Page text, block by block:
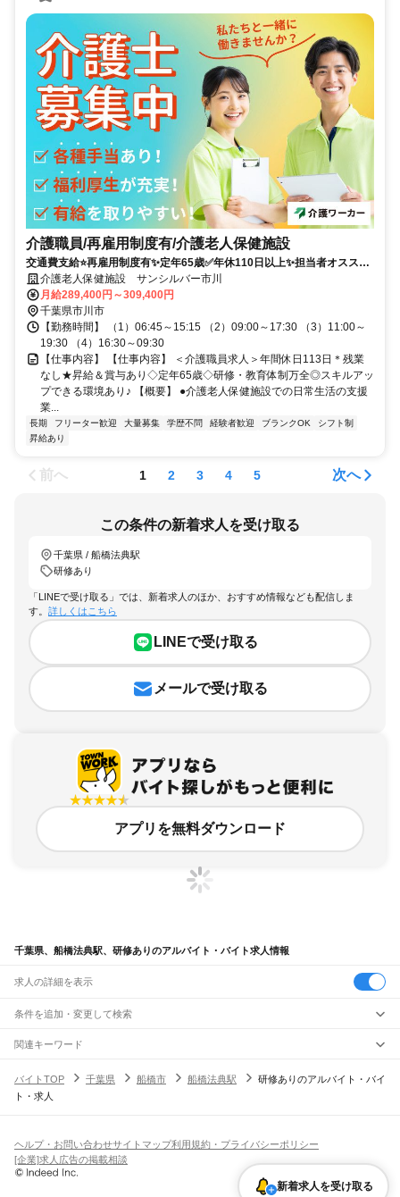
介護職員/再雇用制度有/介護老人保健施設
交通費支給⭐️再雇用制度有✨定年65歳✅️年休110日以上✨担当者オススメ
⭕️残業なし✨研修支援有❗️経験者優遇⭐️車通勤ＯＫ
介護老人保健施設 サンシルバー市川
月給289,400円～309,400円
千葉県市川市
【勤務時間】 （1）06:45～15:15 （2）09:00～17:30 （3）11:00～
19:30 （4）16:30～09:30
【仕事内容】 【仕事内容】 ＜介護職員求人＞年間休日113日＊残業
なし★昇給＆賞与あり◇定年65歳◇研修・教育体制万全◎スキルアッ
プできる環境あり♪ 【概要】 ●介護老人保健施設での日常生活の支援
業...
長期 フリーター歓迎 大量募集 学歴不問 経験者歓迎 ブランクOK
シフト制
昇給あり
前へ 1 2 3 4 5 次へ
この条件の新着求人を受け取る
千葉県 / 船橋法典駅
研修あり
「LINEで受け取る」では、新着求人のほか、おすすめ情報なども配信しま
す。 詳しくはこちら
LINEで受け取る
メールで受け取る
アプリを無料ダウンロード
千葉県、船橋法典駅、研修ありのアルバイト・バイト求人情報
求人の詳細を表示
条件を追加・変更して検索
市区町村を追加・変更
千葉県すべて
千葉市
旭市習志野市柏市勝浦市市原市流山市八千代市我孫子市鴨川市鎌ケ谷市
君津市富津市浦安市 印西市白井市富里市南房総市
匝瑳市香取市 印旛郡 香取郡山武郡 長生郡夷隅郡
駅を追加・変更
JR中央・総武線
市川駅本八幡駅下総中山駅 津田沼駅
幕張駅
新検見川駅
職種を追加・変更
飲食・フードサービスすべて
ホールスタッフキッチンスタッフ
パン屋（ベーカリー）
バー（BAR）・バーテンダー
飲食店（店長・マネージャー）
人気
日払いOK高校生歓迎 髪型・髪色自由
留学生・外国人活躍中
雇用形態を追加・変更
関連キーワード
バイトTOP
千葉県 船橋市 船橋法典駅
研修ありのアルバイト・バイ
ト・求人
新着求人を受け取る
ヘルプ・お問い合わせサイトマップ利用規約・プライバシーポリシー
[企業]求人広告の掲載相談